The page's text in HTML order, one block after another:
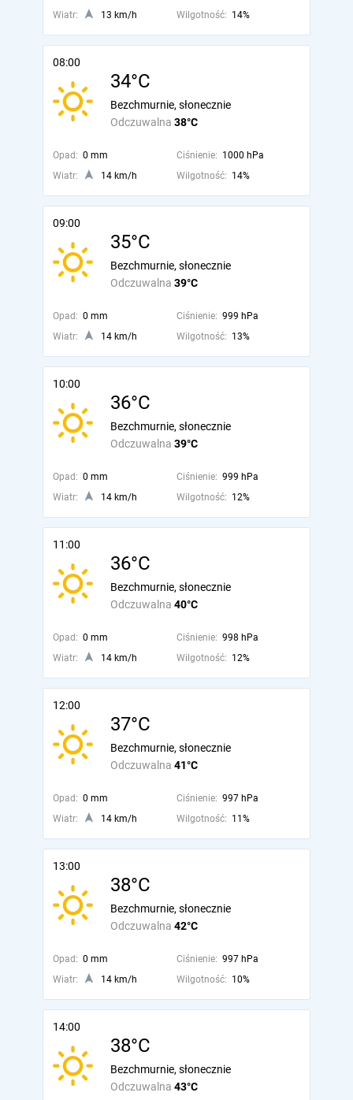
Wiatr: 13 km/h Wilgotność: 14%
08:00
34°C
Odczuwalna 38°C
Bezchmurnie, słonecznie
Opad: 0 mm Ciśnienie: 1000 hPa
Wiatr:
14 km/h Wilgotność: 14%
09:00
35°C
Odczuwalna 39°C
Bezchmurnie, słonecznie
Opad: 0 mm Ciśnienie: 999 hPa
Wiatr:
14 km/h Wilgotność: 13%
10:00
36°C
Odczuwalna 39°C
Bezchmurnie, słonecznie
Opad: 0 mm Ciśnienie: 999 hPa
Wiatr:
14 km/h Wilgotność: 12%
11:00
36°C
Odczuwalna 40°C
Bezchmurnie, słonecznie
Opad: 0 mm Ciśnienie: 998 hPa
Wiatr:
14 km/h Wilgotność: 12%
12:00
37°C
Odczuwalna 41°C
Bezchmurnie, słonecznie
Opad: 0 mm Ciśnienie: 997 hPa
Wiatr:
14 km/h Wilgotność: 11%
13:00
38°C
Odczuwalna 42°C
Bezchmurnie, słonecznie
Opad: 0 mm Ciśnienie: 997 hPa
Wiatr:
14 km/h Wilgotność: 10%
14:00
38°C
Odczuwalna 43°C
Bezchmurnie, słonecznie